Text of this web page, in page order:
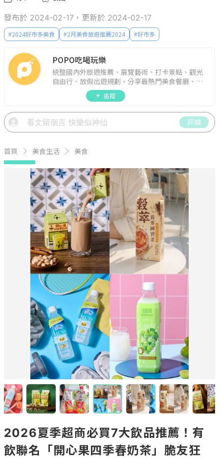
發布於 2024-02-17，更新於 2024-02-17
#2024好市多美食 #2月美食旅遊推薦2024 #好市多
POPO吃喝玩樂
統整國內外旅遊推薦、展覽藝術、打卡景點、觀光
自由行、放假出遊規劃，分享最熱門美食餐廳、約
會聚餐、人氣甜點、速食手搖飲、3C科技、心理測
驗、星座運勢、生活雜貨、吃喝玩樂實用資訊。
追蹤
評論
首頁 美食生活 美食
2026夏季超商必買7大飲品推薦！有
飲聯名「開心果四季春奶茶」脆友狂